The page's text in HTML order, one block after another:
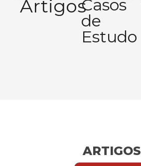
ArtigosCasos
de
Estudo
ARTIGOS